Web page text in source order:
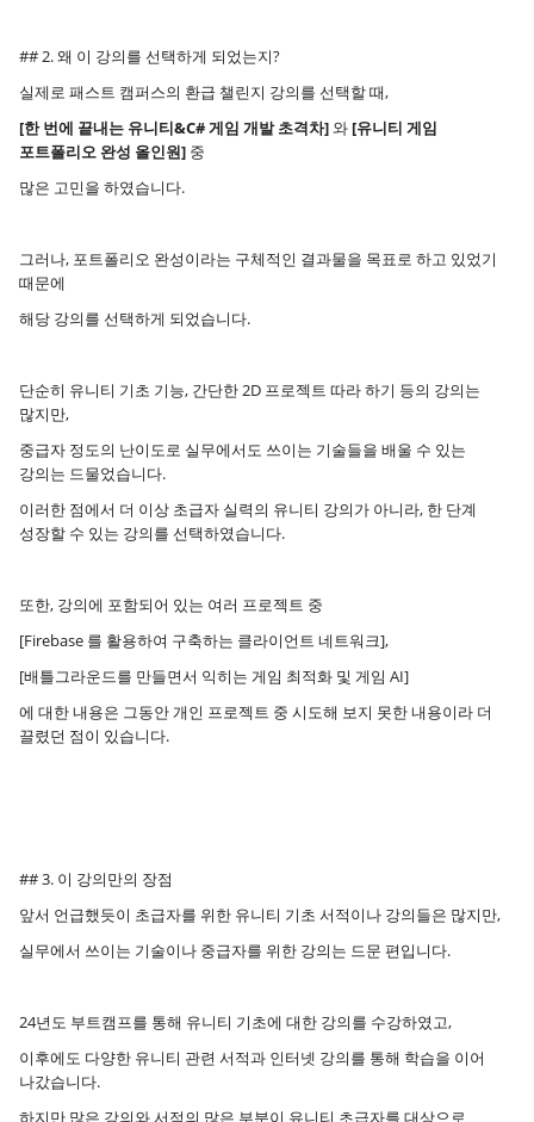
## 2. 왜 이 강의를 선택하게 되었는지?
실제로 패스트 캠퍼스의 환급 챌린지 강의를 선택할 때,
[한 번에 끝내는 유니티&C# 게임 개발 초격차]와 [유니티 게임
포트폴리오 완성 올인원] 중
많은 고민을 하였습니다.
그러나, 포트폴리오 완성이라는 구체적인 결과물을 목표로 하고 있었기
때문에
해당 강의를 선택하게 되었습니다.
단순히 유니티 기초 기능, 간단한 2D 프로젝트 따라 하기 등의 강의는
많지만,
중급자 정도의 난이도로 실무에서도 쓰이는 기술들을 배울 수 있는
강의는 드물었습니다.
이러한 점에서 더 이상 초급자 실력의 유니티 강의가 아니라, 한 단계
성장할 수 있는 강의를 선택하였습니다.
또한, 강의에 포함되어 있는 여러 프로젝트 중
[Firebase 를 활용하여 구축하는 클라이언트 네트워크],
[배틀그라운드를 만들면서 익히는 게임 최적화 및 게임 AI]
에 대한 내용은 그동안 개인 프로젝트 중 시도해 보지 못한 내용이라 더
끌렸던 점이 있습니다.
## 3. 이 강의만의 장점
앞서 언급했듯이 초급자를 위한 유니티 기초 서적이나 강의들은 많지만,
실무에서 쓰이는 기술이나 중급자를 위한 강의는 드문 편입니다.
24년도 부트캠프를 통해 유니티 기초에 대한 강의를 수강하였고,
이후에도 다양한 유니티 관련 서적과 인터넷 강의를 통해 학습을 이어
나갔습니다.
하지만 많은 강의와 서적의 많은 부분이 유니티 초급자를 대상으로